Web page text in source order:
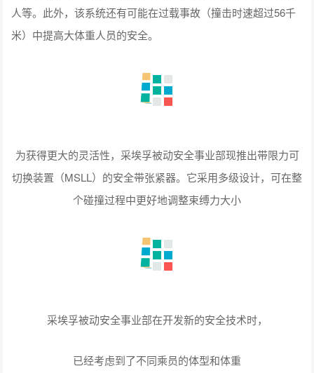
人等。此外，该系统还有可能在过载事故（撞击时速超过56千
米）中提高大体重人员的安全。
为获得更大的灵活性，采埃孚被动安全事业部现推出带限力可
切换装置（MSLL）的安全带张紧器。它采用多级设计，可在整
个碰撞过程中更好地调整束缚力大小
采埃孚被动安全事业部在开发新的安全技术时，
已经考虑到了不同乘员的体型和体重